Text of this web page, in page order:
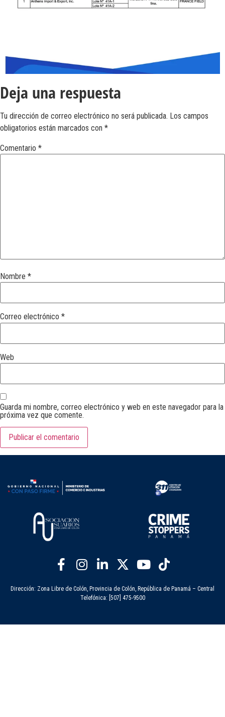
Deja una respuesta
Tu dirección de correo electrónico no será publicada. Los campos
obligatorios están marcados con *
Comentario *
Nombre *
Correo electrónico *
Web
Guarda mi nombre, correo electrónico y web en este navegador para la
próxima vez que comente.
Dirección: Zona Libre de Colón, Provincia de Colón, República de Panamá – Central
Telefónica: [507] 475-9500